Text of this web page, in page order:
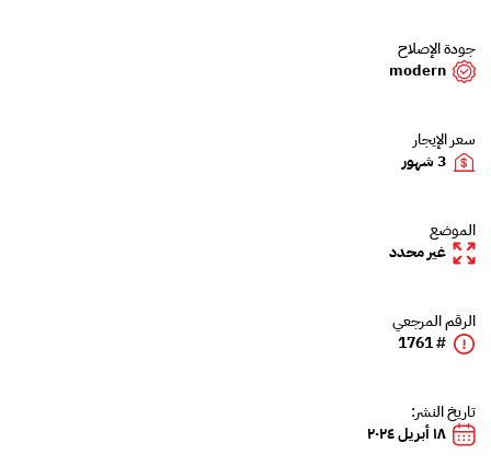
جودة الإصلاح
modern
سعر الإيجار
3 شهور
الموضع
غير محدد
الرقم المرجعي
# 1761
تاريخ النشر:
١٨ أبريل ٢٠٢٤